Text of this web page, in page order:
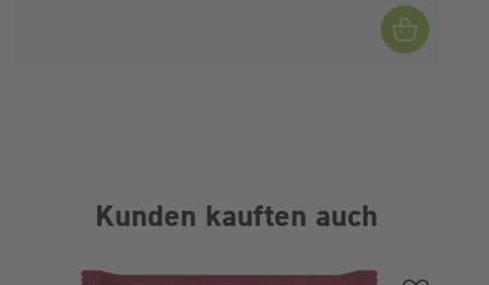
Kunden kauften auch